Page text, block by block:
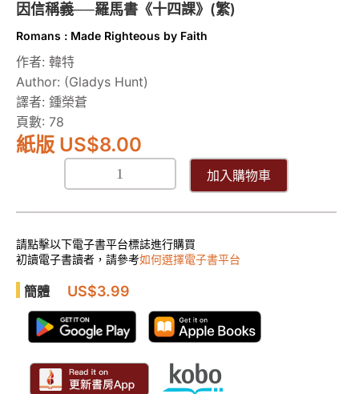
因信稱義──羅馬書《十四課》(繁)
Romans : Made Righteous by Faith
作者: 韓特
Author: (Gladys Hunt)
譯者: 鍾榮蒼
頁數: 78
紙版 US$8.00
加入購物車
請點擊以下電子書平台標誌進行購買
初讀電子書讀者，請參考如何選擇電子書平台
簡體 US$3.99